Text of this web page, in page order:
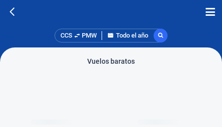
CCS PMW Todo el año
Vuelos baratos